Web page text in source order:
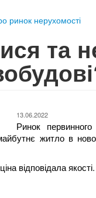
ринок нерухомості
та
13.06.2022
Ринок
житло в
відповідала якості.